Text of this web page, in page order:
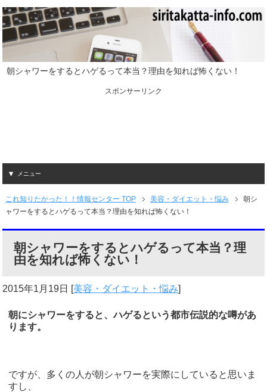
朝シャワーをするとハゲるって本当？理由を知れば怖くない！
スポンサーリンク
メニュー
これ知りたかった！！情報センター TOP 美容・ダイエット・悩み
朝シ
ャワーをするとハゲるって本当？理由を知れば怖くない！
朝シャワーをするとハゲるって本当？理
由を知れば怖くない！
2015年1月19日 [美容・ダイエット・悩み]
朝にシャワーをすると、ハゲるという都市伝説的な噂があ
ります。
ですが、多くの人が朝シャワーを実際にしていると思いま
すし、